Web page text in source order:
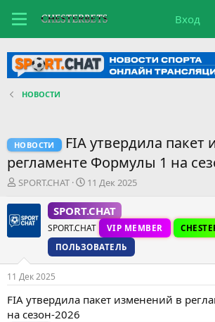
Вход
НОВОСТИ
НОВОСТИ
FIA утвердила пакет
регламенте Формулы 1 на
А
т
о
е
м
ы
SPORT.CHAT
Д
т
а
н
а
ч
л
а
11 Дек 2025
SPORT.CHAT
SPORT.CHAT VIP MEMBER
ПОЛЬЗОВАТЕЛЬ
11 Дек 2025
FIA утвердила пакет изменений в
на сезон-2026